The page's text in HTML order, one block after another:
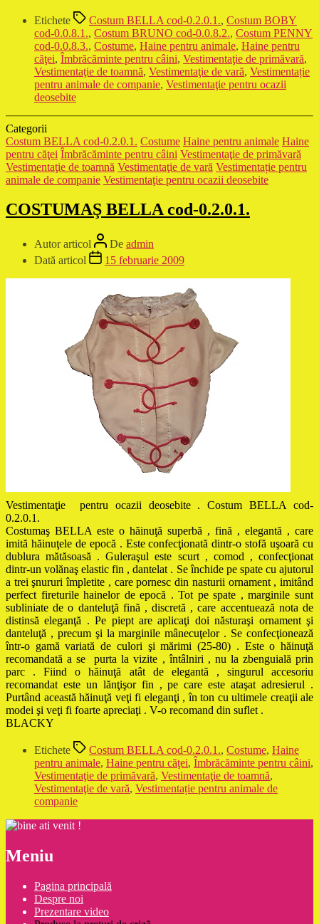
Etichete Costum BELLA cod-0.2.0.1., Costum BOBY
cod-0.0.8.1., Costum BRUNO cod-0.0.8.2., Costum PENNY
cod-0.0.8.3., Costume, Haine pentru animale, Haine pentru
căţei, Îmbrăcăminte pentru câini, Vestimentaţie de primăvară,
Vestimentaţie de toamnă, Vestimentaţie de vară, Vestimentație
pentru animale de companie, Vestimentaţie pentru ocazii
deosebite
Categorii
Costum BELLA cod-0.2.0.1. Costume Haine pentru animale Haine
pentru căţei Îmbrăcăminte pentru câini Vestimentaţie de primăvară
Vestimentaţie de toamnă Vestimentaţie de vară Vestimentație pentru
animale de companie Vestimentaţie pentru ocazii deosebite
COSTUMAŞ BELLA cod-0.2.0.1.
Autor articol De admin
Dată articol
15 februarie 2009
Vestimentaţie pentru ocazii deosebite . Costum BELLA cod-
0.2.0.1.
Costumaş BELLA este o hăinuţă superbă , fină , elegantă , care
imită hăinuţele de epocă . Este confecţionată dintr-o stofă uşoară cu
dublura mătăsoasă . Guleraşul este scurt , comod , confecţionat
dintr-un volănaş elastic fin , dantelat . Se închide pe spate cu ajutorul
a trei şnururi împletite , care pornesc din nasturii ornament , imitând
perfect fireturile hainelor de epocă . Tot pe spate , marginile sunt
subliniate de o danteluţă fină , discretă , care accentuează nota de
distinsă eleganţă . Pe piept are aplicaţi doi năsturaşi ornament şi
danteluţă , precum şi la marginile mânecuţelor . Se confecţionează
într-o gamă variată de culori şi mărimi (25-80) . Este o hăinuţă
recomandată a se purta la vizite , întâlniri , nu la zbenguială prin
parc . Fiind o hăinuţă atât de elegantă , singurul accesoriu
recomandat este un lănţişor fin , pe care este ataşat adresierul .
Purtând această hăinuţă veţi fi eleganţi , în ton cu ultimele creaţii ale
modei şi veţi fi foarte apreciaţi . V-o recomand din suflet .
BLACKY
Etichete Costum BELLA cod-0.2.0.1., Costume, Haine
pentru animale, Haine pentru căţei, Îmbrăcăminte pentru câini,
Vestimentaţie de primăvară, Vestimentaţie de toamnă,
Vestimentaţie de vară, Vestimentație pentru animale de
companie
Meniu
Pagina principală
Despre noi
Prezentare video